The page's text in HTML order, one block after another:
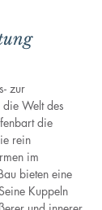
zur
Welt des
die
rein
im
bieten eine
Kuppeln